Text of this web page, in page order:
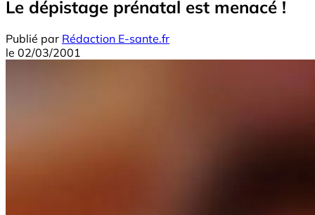
Le dépistage prénatal est menacé !
Publié par Rédaction E-sante.fr
le 02/03/2001